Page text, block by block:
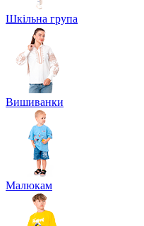
Шкільна група
Вишиванки
Малюкам